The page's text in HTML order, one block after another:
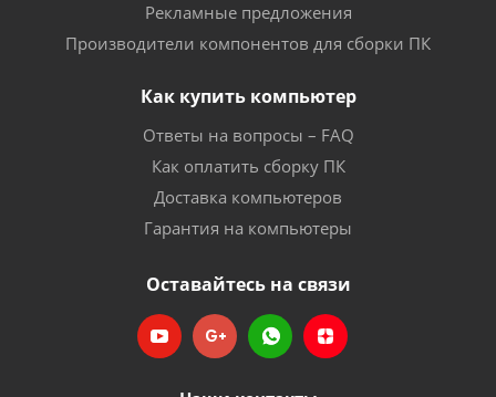
Рекламные предложения
Производители компонентов для сборки ПК
Как купить компьютер
Ответы на вопросы – FAQ
Как оплатить сборку ПК
Доставка компьютеров
Гарантия на компьютеры
Оставайтесь на связи